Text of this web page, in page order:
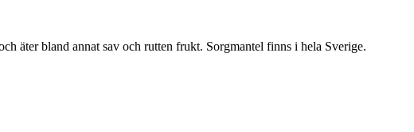
äter bland annat sav och rutten frukt. Sorgmantel finns i hela Sverige.